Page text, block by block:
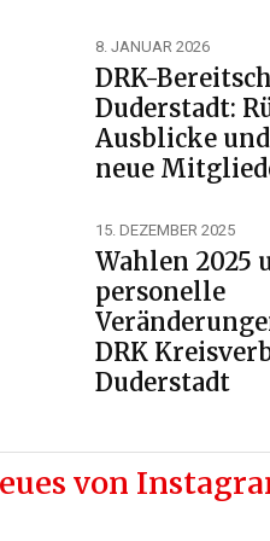
8. JANUAR 2026
DRK-
Duderstadt:
Ausblicke
neue
15. DEZEMBER 2025
Wahlen 2025
personelle
DRK
Duderstadt
von